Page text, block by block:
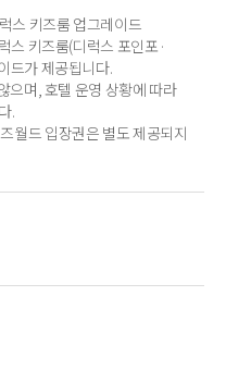
스 키즈룸 업그레이드
스 키즈룸(디럭스 포인포·
드가 제공됩니다.
으며, 호텔 운영 상황에 따라
.
월드 입장권은 별도 제공되지